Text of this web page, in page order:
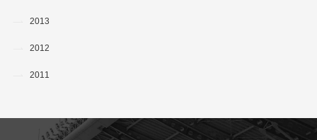
2013
2012
2011